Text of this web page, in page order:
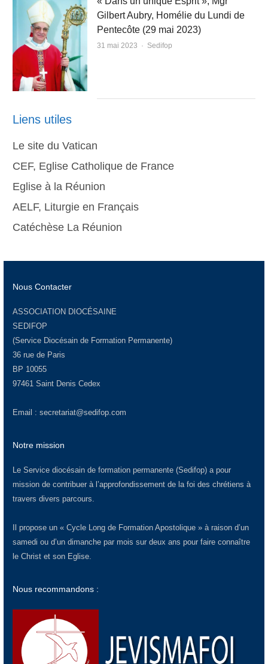
Gilbert Aubry, Homélie du Lundi de
Pentecôte (29 mai 2023)
31 mai 2023 Author
Sedifop
Liens utiles
Le site du Vatican
CEF, Eglise Catholique de France
Eglise à la Réunion
AELF, Liturgie en Français
Catéchèse La Réunion
Nous Contacter
ASSOCIATION DIOCÉSAINE
SEDIFOP
(Service Diocésain de Formation Permanente)
36 rue de Paris
BP 10055
97461 Saint Denis Cedex
Email : secretariat@sedifop.com
Notre mission
Le Service diocésain de formation permanente (Sedifop) a pour
mission de contribuer à l’approfondissement de la foi des chrétiens à
travers divers parcours.
Il propose un « Cycle Long de Formation Apostolique » à raison d’un
samedi ou d’un dimanche par mois sur deux ans pour faire connaître
le Christ et son Eglise.
Nous recommandons :